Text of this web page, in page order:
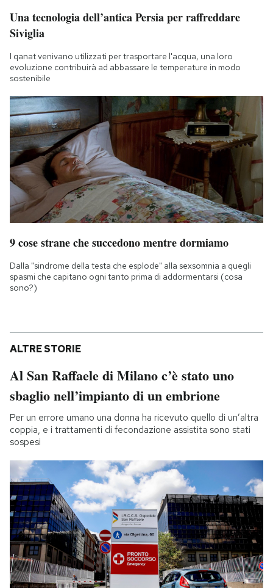
Una tecnologia dell’antica Persia per raffreddare
Siviglia
I qanat venivano utilizzati per trasportare l'acqua, una loro
evoluzione contribuirà ad abbassare le temperature in modo
sostenibile
9 cose strane che succedono mentre dormiamo
Dalla "sindrome della testa che esplode" alla sexsomnia a quegli
spasmi che capitano ogni tanto prima di addormentarsi (cosa
sono?)
ALTRE STORIE
Al San Raffaele di Milano c’è stato uno
sbaglio nell’impianto di un embrione
Per un errore umano una donna ha ricevuto quello di un’altra
coppia, e i trattamenti di fecondazione assistita sono stati
sospesi